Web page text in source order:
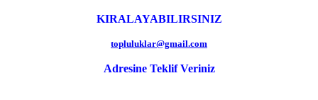
KIRALAYABILIRSINIZ
topluluklar@gmail.com
Adresine Teklif Veriniz